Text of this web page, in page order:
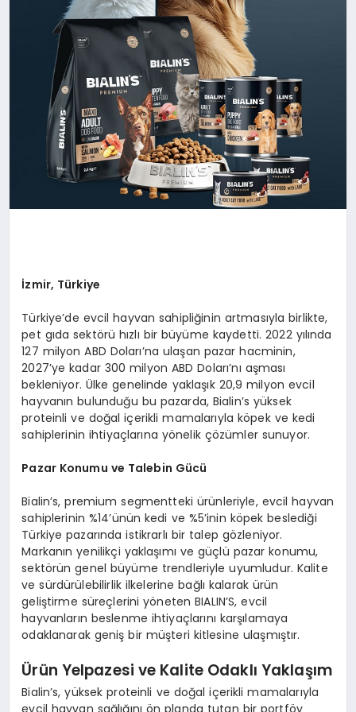
İzmir, Türkiye
Türkiye’de evcil hayvan sahipliğinin artmasıyla birlikte,
pet gıda sektörü hızlı bir büyüme kaydetti. 2022 yılında
127 milyon ABD Doları’na ulaşan pazar hacminin,
2027’ye kadar 300 milyon ABD Doları’nı aşması
bekleniyor. Ülke genelinde yaklaşık 20,9 milyon evcil
hayvanın bulunduğu bu pazarda, Bialin’s yüksek
proteinli ve doğal içerikli mamalarıyla köpek ve kedi
sahiplerinin ihtiyaçlarına yönelik çözümler sunuyor.
Pazar Konumu ve Talebin Gücü
Bialin’s, premium segmentteki ürünleriyle, evcil hayvan
sahiplerinin %14’ünün kedi ve %5’inin köpek beslediği
Türkiye pazarında istikrarlı bir talep gözleniyor.
Markanın yenilikçi yaklaşımı ve güçlü pazar konumu,
sektörün genel büyüme trendleriyle uyumludur. Kalite
ve sürdürülebilirlik ilkelerine bağlı kalarak ürün
geliştirme süreçlerini yöneten BIALIN’S, evcil
hayvanların beslenme ihtiyaçlarını karşılamaya
odaklanarak geniş bir müşteri kitlesine ulaşmıştır.
Ürün Yelpazesi ve Kalite Odaklı Yaklaşım
Bialin’s, yüksek proteinli ve doğal içerikli mamalarıyla
evcil hayvan sağlığını ön planda tutan bir portföy